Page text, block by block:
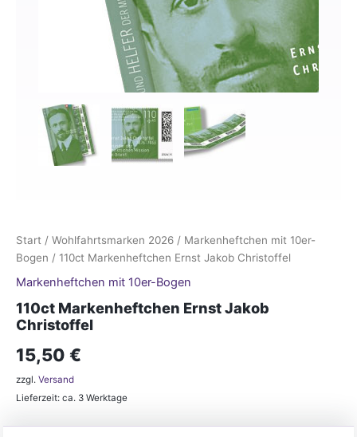
Start / Wohlfahrtsmarken 2026 / Markenheftchen mit 10er-
Bogen / 110ct Markenheftchen Ernst Jakob Christoffel
Markenheftchen mit 10er-Bogen
110ct Markenheftchen Ernst Jakob
Christoffel
15,50 €
zzgl. Versand
Lieferzeit: ca. 3 Werktage